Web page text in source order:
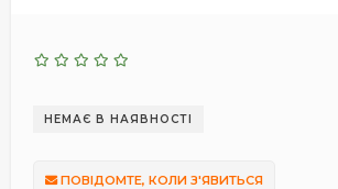
НЕМАЄ В НАЯВНОСТІ
ПОВІДОМТЕ, КОЛИ З'ЯВИТЬСЯ